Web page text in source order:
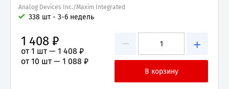
Analog Devices Inc./Maxim Integrated
338 шт - 3-6 недель
− +
1 408 ₽
от 1 шт — 1 408 ₽
от 10 шт — 1 088 ₽